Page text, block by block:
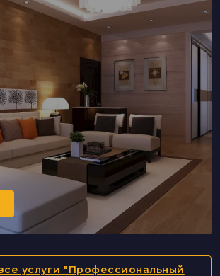
услуги "Профессиональный